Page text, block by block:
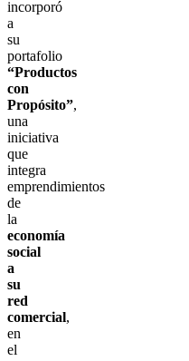
incorporó
a
su
portafolio
“Productos
con
Propósito”,
una
iniciativa
que
integra
emprendimientos
de
la
economía
social
a
su
red
comercial,
en
el